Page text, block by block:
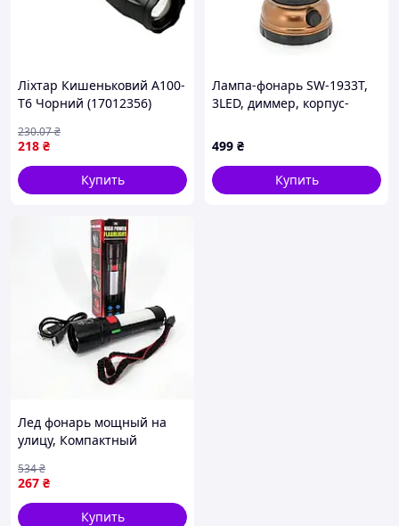
Ліхтар Кишеньковий A100-
T6 Чорний (17012356)
218 ₴
230.07₴
Купить
Лампа-фонарь SW-1933T,
3LED, диммер, корпус-
USB кабель + Solar, акум
18650, Brown, BOX
499 ₴
Купить
Лед фонарь мощный на
улицу, Компактный
Тактический ручной для
зсу SB-71
267 ₴
534₴
Купить